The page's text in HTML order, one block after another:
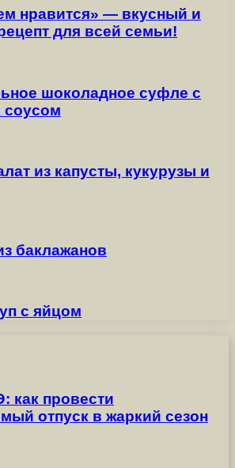
нравится» — вкусный и
для всей семьи!
шоколадное суфле с
из капусты, кукурузы и
баклажанов
с яйцом
как провести
отпуск в жаркий сезон